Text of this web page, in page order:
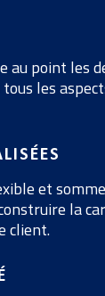
au point les
les
et
la
client.